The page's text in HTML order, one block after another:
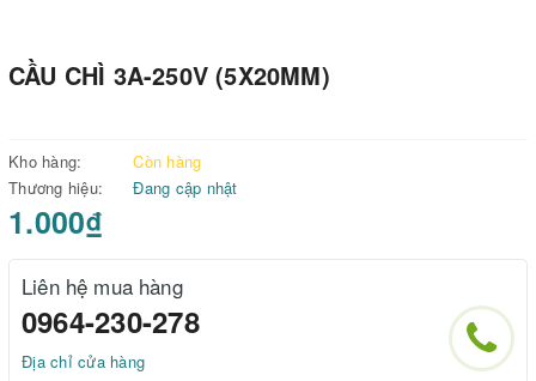
CẦU CHÌ 3A-250V (5X20MM)
Kho hàng:
Còn hàng
Thương hiệu:
Đang cập nhật
1.000₫
Liên hệ mua hàng
0964-230-278
Địa chỉ cửa hàng